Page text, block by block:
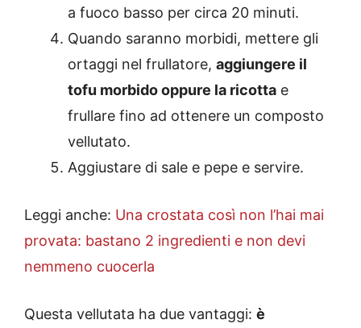
a fuoco basso per circa 20 minuti.
Quando saranno morbidi, mettere gli
ortaggi nel frullatore, aggiungere il
tofu morbido oppure la ricotta e
frullare fino ad ottenere un composto
vellutato.
Aggiustare di sale e pepe e servire.
Leggi anche: Una crostata così non l’hai mai
provata: bastano 2 ingredienti e non devi
nemmeno cuocerla
Questa vellutata ha due vantaggi: è